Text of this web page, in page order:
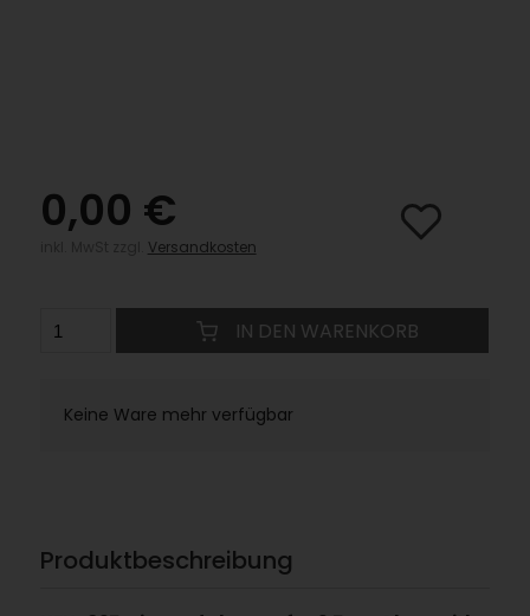
0,00 €
Versandkosten
IN DEN WARENKORB
Keine Ware mehr verfügbar
Produktbeschreibung